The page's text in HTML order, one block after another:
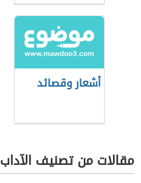
أشعار وقصائد
مقالات من تصنيف الآداب